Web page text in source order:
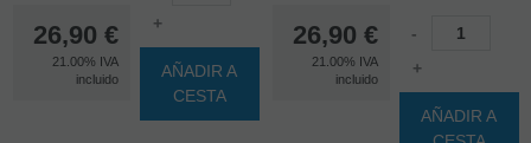
26,90 €
21.00% IVA
incluido
+
AÑADIR A
CESTA
26,90 €
21.00% IVA
incluido
-
+
AÑADIR A